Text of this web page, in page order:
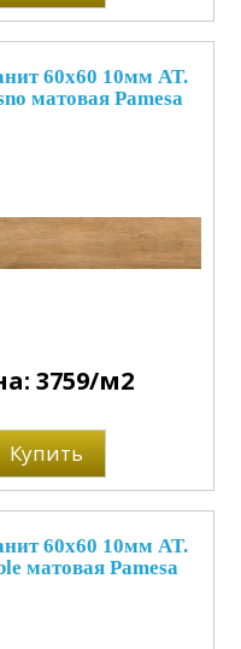
60x60 10мм AT.
матовая Pamesa
3759/м2
Купить
60x60 10мм AT.
матовая Pamesa